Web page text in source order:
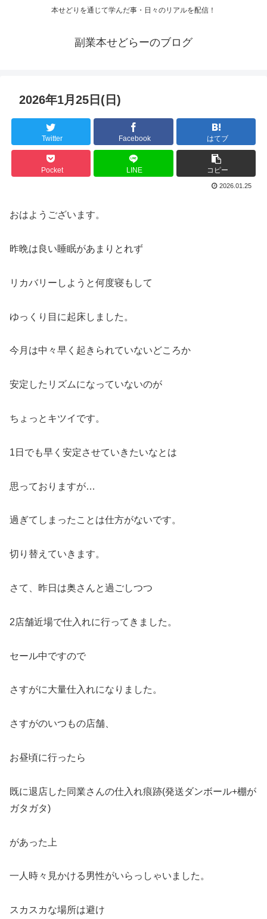
本せどりを通じて学んだ事・日々のリアルを配信！
副業本せどらーのブログ
2026年1月25日(日)
Twitter Facebook はてブ
Pocket LINE コピー
2026.01.25
おはようございます。
昨晩は良い睡眠があまりとれず
リカバリーしようと何度寝もして
ゆっくり目に起床しました。
今月は中々早く起きられていないどころか
安定したリズムになっていないのが
ちょっとキツイです。
1日でも早く安定させていきたいなとは
思っておりますが…
過ぎてしまったことは仕方がないです。
切り替えていきます。
さて、昨日は奥さんと過ごしつつ
2店舗近場で仕入れに行ってきました。
セール中ですので
さすがに大量仕入れになりました。
さすがのいつもの店舗、
お昼頃に行ったら
既に退店した同業さんの仕入れ痕跡(発送ダンボール+棚が
ガタガタ)
があった上
一人時々見かける男性がいらっしゃいました。
スカスカな場所は避け